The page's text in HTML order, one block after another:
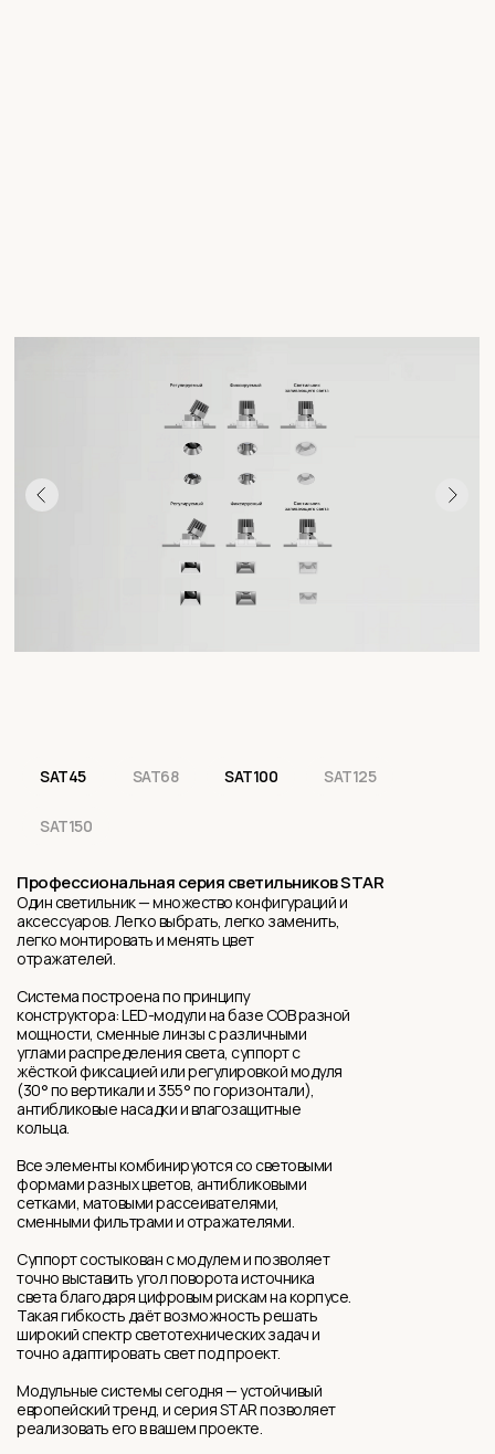
SAT45 SAT68 SAT100 SAT125
SAT150
Профессиональная серия светильников STAR
Один светильник — множество конфигураций и
аксессуаров. Легко выбрать, легко заменить,
легко монтировать и менять цвет
отражателей.
Система построена по принципу
конструктора: LED-модули на базе COB разной
мощности, сменные линзы с различными
углами распределения света, суппорт с
жёсткой фиксацией или регулировкой модуля
(30° по вертикали и 355° по горизонтали),
антибликовые насадки и влагозащитные
кольца.
Все элементы комбинируются со световыми
формами разных цветов, антибликовыми
сетками, матовыми рассеивателями,
сменными фильтрами и отражателями.
Суппорт состыкован с модулем и позволяет
точно выставить угол поворота источника
света благодаря цифровым рискам на корпусе.
Такая гибкость даёт возможность решать
широкий спектр светотехнических задач и
точно адаптировать свет под проект.
Модульные системы сегодня — устойчивый
европейский тренд, и серия STAR позволяет
реализовать его в вашем проекте.